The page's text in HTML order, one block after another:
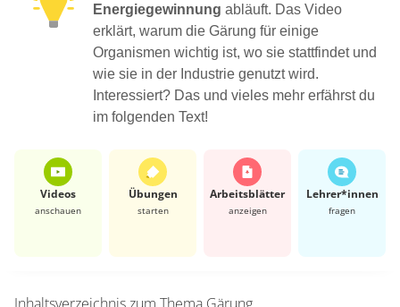
Energiegewinnung abläuft. Das Video
erklärt, warum die Gärung für einige
Organismen wichtig ist, wo sie stattfindet und
wie sie in der Industrie genutzt wird.
Interessiert? Das und vieles mehr erfährst du
im folgenden Text!
Videos
anschauen
Übungen
starten
Arbeits­blätter
anzeigen
Lehrer*​innen
fragen
Inhaltsverzeichnis zum Thema Gärung